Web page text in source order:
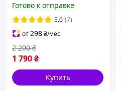
гамаком и башней
Готово к отправке
5.0 (7)
от298₴/мес
1 790₴
2 200 ₴
Купить